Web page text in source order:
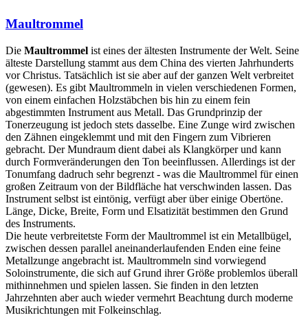
Maultrommel
Die Maultrommel ist eines der ältesten Instrumente der Welt. Seine
älteste Darstellung stammt aus dem China des vierten Jahrhunderts
vor Christus. Tatsächlich ist sie aber auf der ganzen Welt verbreitet
(gewesen). Es gibt Maultrommeln in vielen verschiedenen Formen,
von einem einfachen Holzstäbchen bis hin zu einem fein
abgestimmten Instrument aus Metall. Das Grundprinzip der
Tonerzeugung ist jedoch stets dasselbe. Eine Zunge wird zwischen
den Zähnen eingeklemmt und mit den Fingern zum Vibrieren
gebracht. Der Mundraum dient dabei als Klangkörper und kann
durch Formveränderungen den Ton beeinflussen. Allerdings ist der
Tonumfang dadruch sehr begrenzt - was die Maultrommel für einen
großen Zeitraum von der Bildfläche hat verschwinden lassen. Das
Instrument selbst ist eintönig, verfügt aber über einige Obertöne.
Länge, Dicke, Breite, Form und Elsatizität bestimmen den Grund
des Instruments.
Die heute verbreitetste Form der Maultrommel ist ein Metallbügel,
zwischen dessen parallel aneinanderlaufenden Enden eine feine
Metallzunge angebracht ist. Maultrommeln sind vorwiegend
Soloinstrumente, die sich auf Grund ihrer Größe problemlos überall
mithinnehmen und spielen lassen. Sie finden in den letzten
Jahrzehnten aber auch wieder vermehrt Beachtung durch moderne
Musikrichtungen mit Folkeinschlag.